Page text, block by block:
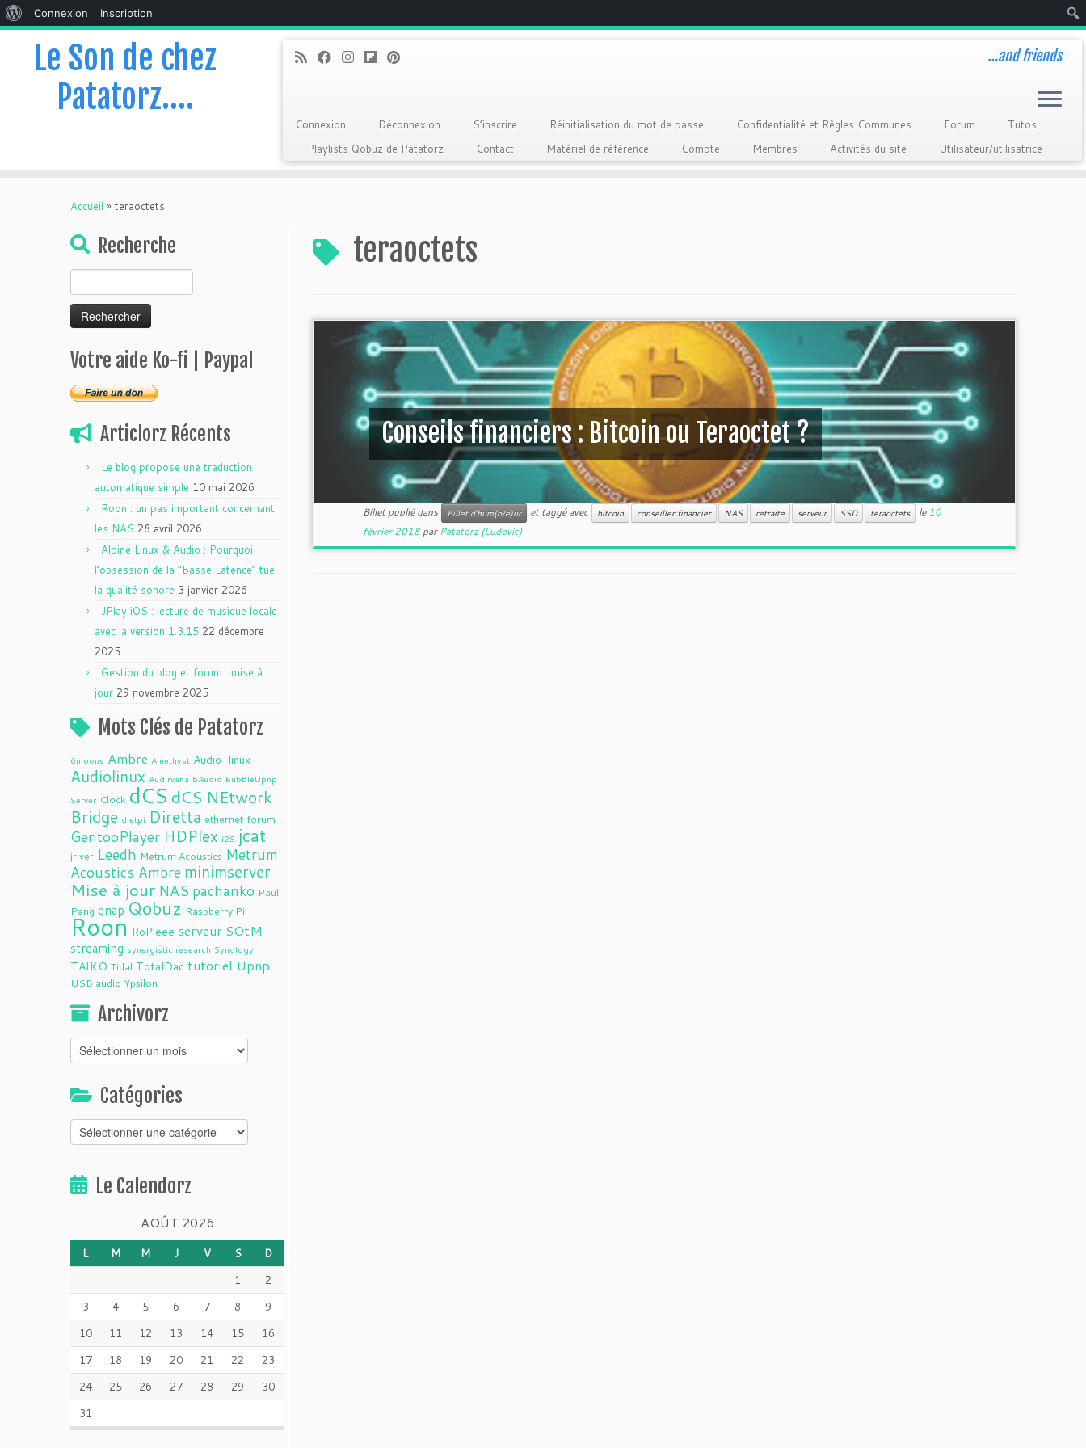
WordPress
Connexion
Inscription
Le Son de chez
Patatorz….
…and friends
Connexion Déconnexion S’inscrire Réinitialisation du mot de passe Confidentialité et Règles Communes Forum
Tutos
Playlists Qobuz de Patatorz
Contact Matériel de référence Compte Membres Activités du site Utilisateur/utilisatrice
Accueil » teraoctets
Recherche
Votre aide Ko-fi | Paypal
Articlorz Récents
Le blog propose une traduction
automatique simple 10 mai 2026
Roon : un pas important concernant
les NAS 28 avril 2026
Alpine Linux & Audio : Pourquoi
l’obsession de la “Basse Latence” tue
la qualité sonore 3 janvier 2026
JPlay iOS : lecture de musique locale
avec la version 1.3.15 22 décembre
2025
Gestion du blog et forum : mise à
jour 29 novembre 2025
Mots Clés de Patatorz
6moons Ambre Amethyst Audio-linux
Audiolinux Audirvana bAudio BubbleUpnp
Server Clock dCS dCS NEtwork
Bridge dietpi Diretta ethernet forum
GentooPlayer HDPlex i2S jcat
jriver Leedh Metrum Acoustics Metrum
Acoustics Ambre minimserver
Mise à jour NAS pachanko Paul
Pang qnap Qobuz Raspberry Pi
Roon RoPieee serveur SOtM
streaming synergistic research Synology
TAIKO Tidal TotalDac tutoriel Upnp
USB audio Ypsilon
Archivorz
Archivorz
Catégories
Catégories
Le Calendorz
AOÛT 2026
L M M J V S
D
1
2
3
4 5 6 7 8
9
10
11 12 13 14 15
16
17
18 19 20 21 22
23
24
25 26 27 28 29
30
31
teraoctets
Conseils financiers : Bitcoin ou Teraoctet ?
Billet publié dans Billet d'hum(o/e)ur et taggé avec bitcoin conseiller financier NAS retraite serveur SSD teraoctets le10
février 2018 parPatatorz (Ludovic)